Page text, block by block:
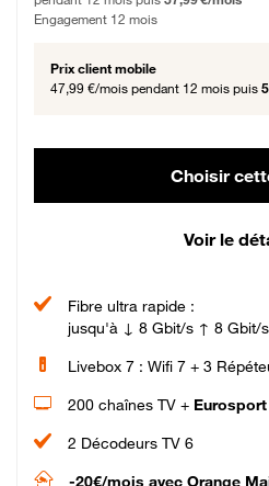
Engagement 12 mois
Prix client mobile
47,99 €/mois pendant 12 mois puis
Choisir
Voir le
Fibre ultra rapide :
jusqu'à ↓ 8 Gbit/s ↑ 8 Gbit/s
Livebox 7 : Wifi 7 + 3
200 chaînes TV + Eurosport
2 Décodeurs TV 6
-20€/mois avec Orange